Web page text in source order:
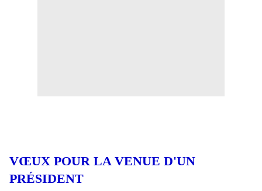
VŒUX POUR LA VENUE D'UN
PRÉSIDENT